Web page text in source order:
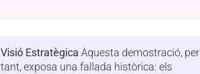
Visió Estratègica Aquesta demostració, per
tant, exposa una fallada històrica: els